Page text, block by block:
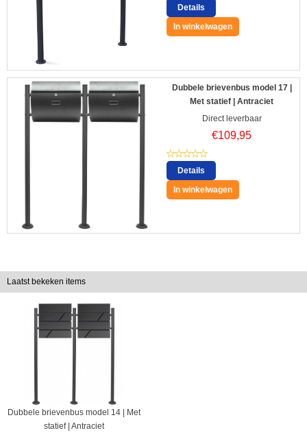
Details
In winkelwagen
Dubbele brievenbus model 17 |
Met statief | Antraciet
Direct leverbaar
€109,95
Details
In winkelwagen
Laatst bekeken items
Dubbele brievenbus model 14 | Met
statief | Antraciet